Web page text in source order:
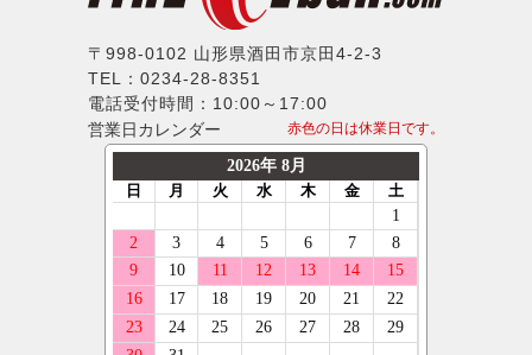
〒998-0102 山形県酒田市京田4-2-3
TEL：0234-28-8351
電話受付時間：10:00～17:00
営業日カレンダー
赤色の日は休業日です。